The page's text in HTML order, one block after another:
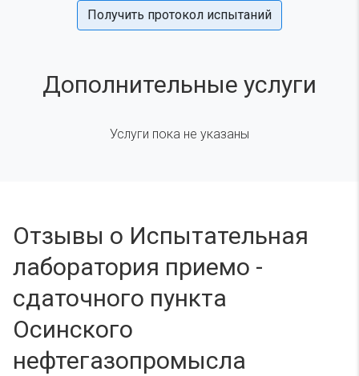
Получить протокол испытаний
Дополнительные услуги
Услуги пока не указаны
Отзывы о Испытательная
лаборатория приемо -
сдаточного пункта
Осинского
нефтегазопромысла